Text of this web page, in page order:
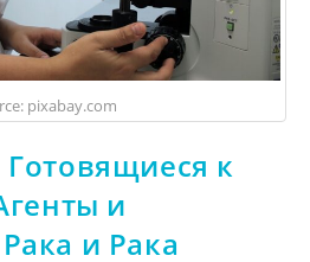
pixabay.com
к
и
и Рака